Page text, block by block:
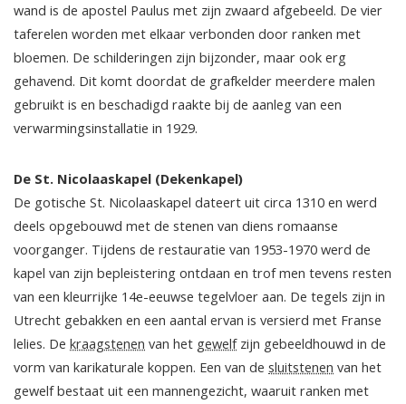
wand is de apostel Paulus met zijn zwaard afgebeeld. De vier
taferelen worden met elkaar verbonden door ranken met
bloemen. De schilderingen zijn bijzonder, maar ook erg
gehavend. Dit komt doordat de grafkelder meerdere malen
gebruikt is en beschadigd raakte bij de aanleg van een
verwarmingsinstallatie in 1929.
De St. Nicolaaskapel (Dekenkapel)
De gotische St. Nicolaaskapel dateert uit circa 1310 en werd
deels opgebouwd met de stenen van diens romaanse
voorganger. Tijdens de restauratie van 1953-1970 werd de
kapel van zijn bepleistering ontdaan en trof men tevens resten
van een kleurrijke 14e-eeuwse tegelvloer aan. De tegels zijn in
Utrecht gebakken en een aantal ervan is versierd met Franse
lelies. De kraagstenen van het gewelfzijn gebeeldhouwd in de
vorm van karikaturale koppen. Een van de sluitstenen van het
gewelf bestaat uit een mannengezicht, waaruit ranken met